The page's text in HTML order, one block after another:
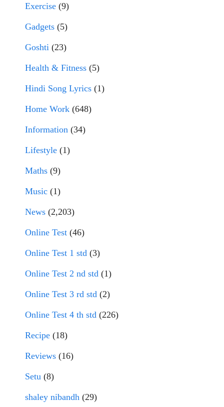
Exercise (9)
Gadgets (5)
Goshti (23)
Health & Fitness (5)
Hindi Song Lyrics (1)
Home Work (648)
Information (34)
Lifestyle (1)
Maths (9)
Music (1)
News (2,203)
Online Test (46)
Online Test 1 std (3)
Online Test 2 nd std (1)
Online Test 3 rd std (2)
Online Test 4 th std (226)
Recipe (18)
Reviews (16)
Setu (8)
shaley nibandh (29)